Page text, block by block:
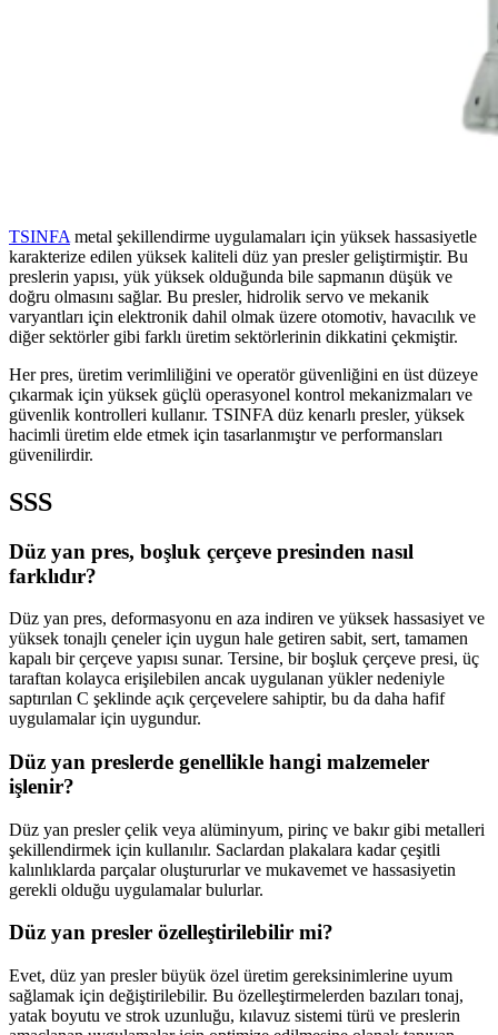
TSINFA metal şekillendirme uygulamaları için yüksek hassasiyetle
karakterize edilen yüksek kaliteli düz yan presler geliştirmiştir. Bu
preslerin yapısı, yük yüksek olduğunda bile sapmanın düşük ve
doğru olmasını sağlar. Bu presler, hidrolik servo ve mekanik
varyantları için elektronik dahil olmak üzere otomotiv, havacılık ve
diğer sektörler gibi farklı üretim sektörlerinin dikkatini çekmiştir.
Her pres, üretim verimliliğini ve operatör güvenliğini en üst düzeye
çıkarmak için yüksek güçlü operasyonel kontrol mekanizmaları ve
güvenlik kontrolleri kullanır. TSINFA düz kenarlı presler, yüksek
hacimli üretim elde etmek için tasarlanmıştır ve performansları
güvenilirdir.
SSS
Düz yan pres, boşluk çerçeve presinden nasıl
farklıdır?
Düz yan pres, deformasyonu en aza indiren ve yüksek hassasiyet ve
yüksek tonajlı çeneler için uygun hale getiren sabit, sert, tamamen
kapalı bir çerçeve yapısı sunar. Tersine, bir boşluk çerçeve presi, üç
taraftan kolayca erişilebilen ancak uygulanan yükler nedeniyle
saptırılan C şeklinde açık çerçevelere sahiptir, bu da daha hafif
uygulamalar için uygundur.
Düz yan preslerde genellikle hangi malzemeler
işlenir?
Düz yan presler çelik veya alüminyum, pirinç ve bakır gibi metalleri
şekillendirmek için kullanılır. Saclardan plakalara kadar çeşitli
kalınlıklarda parçalar oluştururlar ve mukavemet ve hassasiyetin
gerekli olduğu uygulamalar bulurlar.
Düz yan presler özelleştirilebilir mi?
Evet, düz yan presler büyük özel üretim gereksinimlerine uyum
sağlamak için değiştirilebilir. Bu özelleştirmelerden bazıları tonaj,
yatak boyutu ve strok uzunluğu, kılavuz sistemi türü ve preslerin